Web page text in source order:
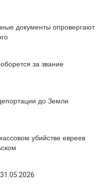
документы опровергают
за звание
до Земли
убийстве евреев
31.05.2026